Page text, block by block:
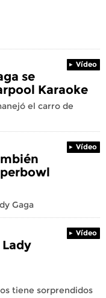
Vídeo
se
Karaoke
el carro de
Vídeo
Gaga
Vídeo
Lady
tiene sorprendidos